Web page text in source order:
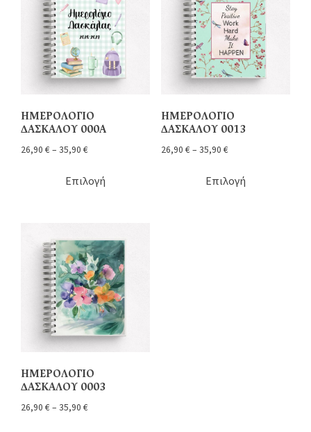
ΗΜΕΡΟΛΟΓΙΟ
ΔΑΣΚΑΛΟΥ 000Α
26,90 € – 35,90 €
Επιλογή
ΗΜΕΡΟΛΟΓΙΟ
ΔΑΣΚΑΛΟΥ 0013
26,90 € – 35,90 €
Επιλογή
ΗΜΕΡΟΛΟΓΙΟ
ΔΑΣΚΑΛΟΥ 0003
26,90 € – 35,90 €